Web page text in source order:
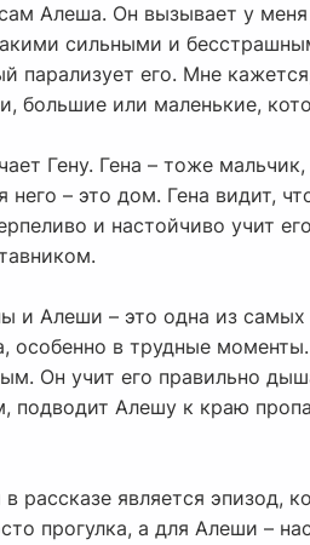
Алеша. Он вызывает у
сильными и
парализует его. Мне
большие или маленькие,
Гену. Гена – тоже
него – это дом. Гена видит,
и настойчиво учит
и Алеши – это одна из
особенно в трудные
Он учит его правильно
подводит Алешу к краю
рассказе является эпизод,
прогулка, а для Алеши –